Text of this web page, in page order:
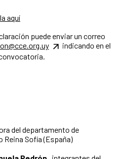
aquí
puede enviar un correo
indicando en el
del departamento de
Reina Sofía (España)